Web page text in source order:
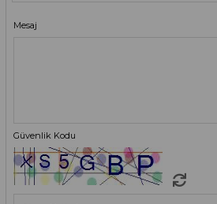
Mesaj
Güvenlik Kodu